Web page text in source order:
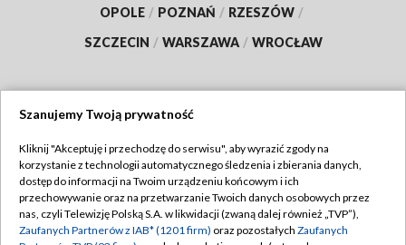
OPOLE / POZNAŃ / RZESZÓW /
SZCZECIN / WARSZAWA / WROCŁAW
TVP
Abonament TVP
Emisja w TVP
Regulamin TVP
Polityka prywatności
Szanujemy Twoją prywatność
Kliknij "Akceptuję i przechodzę do serwisu", aby wyrazić zgody na
korzystanie z technologii automatycznego śledzenia i zbierania danych,
dostęp do informacji na Twoim urządzeniu końcowym i ich
przechowywanie oraz na przetwarzanie Twoich danych osobowych przez
nas, czyli Telewizję Polską S.A. w likwidacji (zwaną dalej również „TVP”),
Zaufanych Partnerów z IAB* (1201 firm) oraz pozostałych Zaufanych